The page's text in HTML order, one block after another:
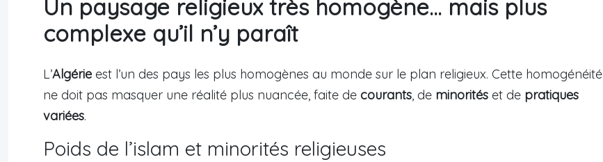
Un paysage religieux très homogène… mais plus
complexe qu’il n’y paraît
L’Algérie est l’un des pays les plus homogènes au monde sur le plan religieux. Cette homogénéité
ne doit pas masquer une réalité plus nuancée, faite de courants, de minorités et de pratiques
variées.
Poids de l’islam et minorités religieuses